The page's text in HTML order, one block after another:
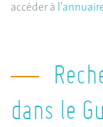
accéder à
dans le